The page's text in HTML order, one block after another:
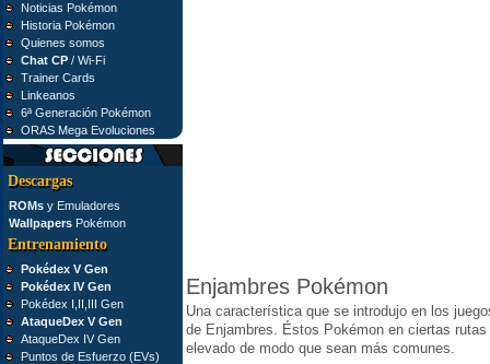
Noticias Pokémon
Historia Pokémon
Quienes somos
Chat CP / Wi-Fi
Trainer Cards
Linkeanos
6ª Generación Pokémon
ORAS Mega Evoluciones
Descargas
ROMs y Emuladores
Wallpapers Pokémon
Entrenamiento
Pokédex V Gen
Pokédex IV Gen
Pokédex I,II,III Gen
AtaqueDex V Gen
AtaqueDex IV Gen
Puntos de Esfuerzo (EVs)
Enjambres Pokémon
Una característica que se introdujo en los
de Enjambres. Éstos Pokémon en ciertas
elevado de modo que sean más comunes.